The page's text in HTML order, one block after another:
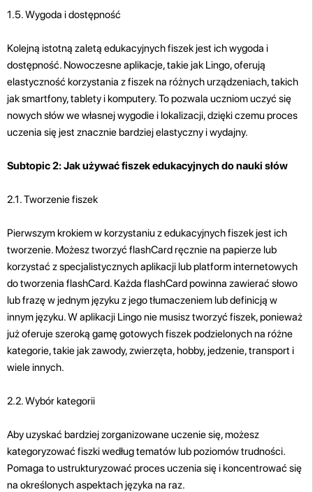
1.5. Wygoda i dostępność
Kolejną istotną zaletą edukacyjnych fiszek jest ich wygoda i
dostępność. Nowoczesne aplikacje, takie jak Lingo, oferują
elastyczność korzystania z fiszek na różnych urządzeniach, takich
jak smartfony, tablety i komputery. To pozwala uczniom uczyć się
nowych słów we własnej wygodie i lokalizacji, dzięki czemu proces
uczenia się jest znacznie bardziej elastyczny i wydajny.
Subtopic 2: Jak używać fiszek edukacyjnych do nauki słów
2.1. Tworzenie fiszek
Pierwszym krokiem w korzystaniu z edukacyjnych fiszek jest ich
tworzenie. Możesz tworzyć flashCard ręcznie na papierze lub
korzystać z specjalistycznych aplikacji lub platform internetowych
do tworzenia flashCard. Każda flashCard powinna zawierać słowo
lub frazę w jednym języku z jego tłumaczeniem lub definicją w
innym języku. W aplikacji Lingo nie musisz tworzyć fiszek, ponieważ
już oferuje szeroką gamę gotowych fiszek podzielonych na różne
kategorie, takie jak zawody, zwierzęta, hobby, jedzenie, transport i
wiele innych.
2.2. Wybór kategorii
Aby uzyskać bardziej zorganizowane uczenie się, możesz
kategoryzować fiszki według tematów lub poziomów trudności.
Pomaga to ustrukturyzować proces uczenia się i koncentrować się
na określonych aspektach języka na raz.